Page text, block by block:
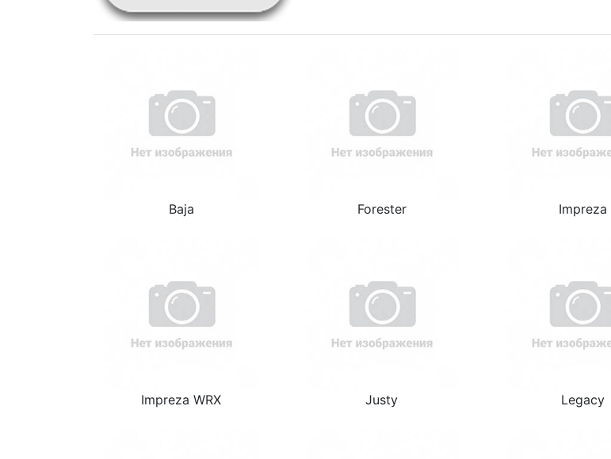
Baja Forester Impreza
Impreza WRX Justy Legacy